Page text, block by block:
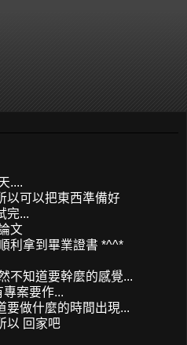
....
以可以把東西準備好
完...
文
利拿到畢業證書 *^^*
不知道要幹麼的感覺...
案要作...
要做什麼的時間出現...
以 回家吧